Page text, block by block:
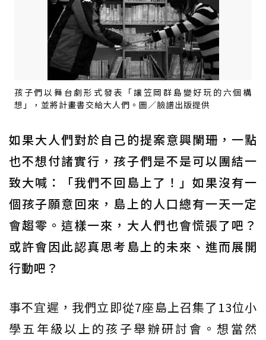
孩子們以舞台劇形式發表「讓笠岡群島變好玩的六個構
想」，並將計畫書交給大人們。圖／臉譜出版提供
如果大人們對於自己的提案意興闌珊，一點
也不想付諸實行，孩子們是不是可以團結一
致大喊：「我們不回島上了！」如果沒有一
個孩子願意回來，島上的人口總有一天一定
會趨零。這樣一來，大人們也會慌張了吧？
或許會因此認真思考島上的未來、進而展開
行動吧？
事不宜遲，我們立即從7座島上召集了13位小
學五年級以上的孩子舉辦研討會。想當然